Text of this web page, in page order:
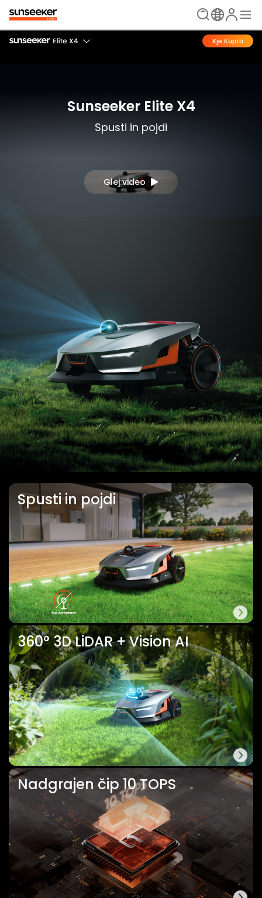
Kje Kupiti
Sunseeker Elite X4
Spusti in pojdi
Glej video
Spusti in pojdi
360° 3D LiDAR + Vision AI
Nadgrajen čip 10 TOPS